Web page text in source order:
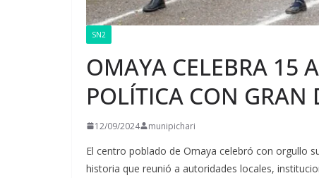
SN2
OMAYA CELEBRA 15
POLÍTICA CON GRAN
12/09/2024 munipichari
El centro poblado de Omaya celebró con orgullo
historia que reunió a autoridades locales,